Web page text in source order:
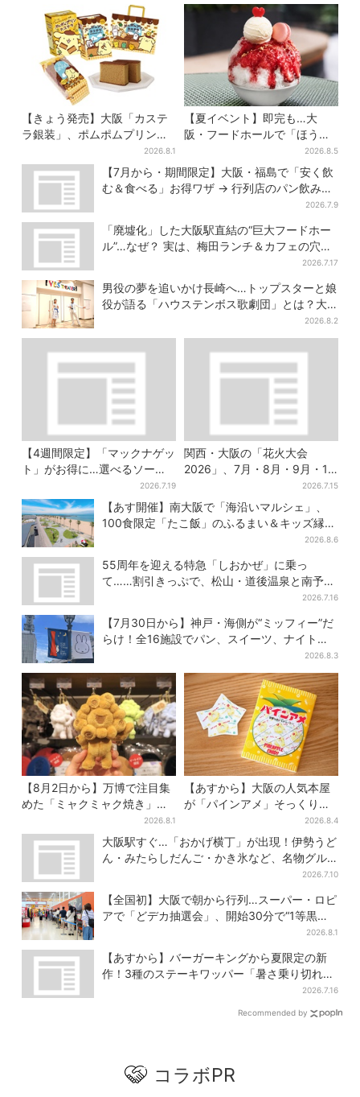
【きょう発売】大阪「カステ
ラ銀装」、ポムポムプリンと
初コラボ 紙袋まで限定デザ
インに
2026.8.1
【夏イベント】即完も…大
阪・フードホールで「ほうせ
き箱」の“限定かき氷”が復
活！一夜限りの盆踊りも
2026.8.5
【7月から・期間限定】大阪・福島で「安く飲
む＆食べる」お得ワザ → 行列店のパン飲みセ
2026.7.9
「廃墟化」した大阪駅直結の“巨大フードホー
ル”…なぜ？ 実は、梅田ランチ＆カフェの穴場
2026.7.17
男役の夢を追いかけ長崎へ…トップスターと娘
役が語る「ハウステンボス歌劇団」とは？大
2026.8.2
【4週間限定】「マックナゲッ
ト」がお得に…選べるソース
は全4種 ポケモンパッケージ
は今だけ
2026.7.19
関西・大阪の「花火大会
2026」、7月・8月・9月・10
2026.7.15
【あす開催】南大阪で「海沿いマルシェ」、
100食限定「たこ飯」のふるまい＆キッズ縁日
2026.8.6
55周年を迎える特急「しおかぜ」に乗っ
て……割引きっぷで、松山・道後温泉と南予を
2026.7.16
【7月30日から】神戸・海側が“ミッフィー”だ
らけ！全16施設でパン、スイーツ、ナイトマ
2026.8.3
【8月2日から】万博で注目集
めた「ミャクミャク焼き」初
グッズ化！大阪・梅田だけの
新商品が登場
2026.8.1
【あすから】大阪の人気本屋
が「パインアメ」そっくりの
ブックカバー開発、梅田で先
行販売
2026.8.4
大阪駅すぐ…「おかげ横丁」が出現！伊勢うど
ん・みたらしだんご・かき氷など、名物グル
2026.7.10
【全国初】大阪で朝から行列…スーパー・ロピ
アで「どデカ抽選会」、開始30分で“1等黒毛
2026.8.1
【あすから】バーガーキングから夏限定の新
作！3種のステーキワッパー「暑さ乗り切れそ
2026.7.16
Recommended by
コラボPR